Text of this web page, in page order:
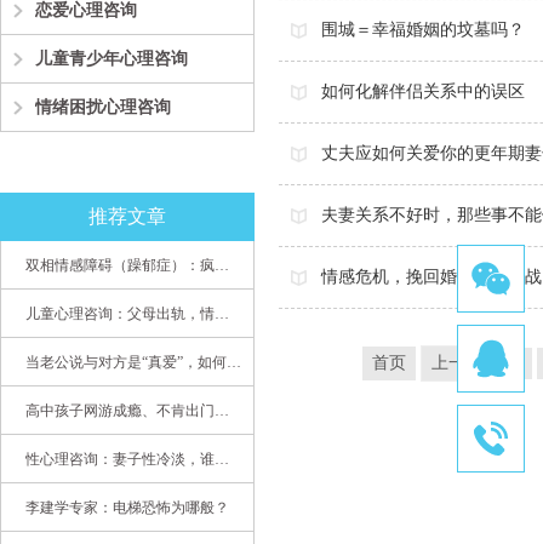
恋爱心理咨询
儿童青少年心理咨询
情绪困扰心理咨询
推荐文章
双相情感障碍（躁郁症）：疯子如何走向天才
儿童心理咨询：父母出轨，情感混乱孩子内心的隐秘
当老公说与对方是“真爱”，如何挽救婚姻？(始篇)
高中孩子网游成瘾、不肯出门，家长该怎么办？
性心理咨询：妻子性冷淡，谁之过
李建学专家：电梯恐怖为哪般？
围城＝幸福婚姻的坟墓吗？
如何化解伴侣关系中的误区
丈夫应如何关爱你的更年期
夫妻关系不好时，那些事不
情感危机，挽回婚姻的心理战
首页 上一页 ...